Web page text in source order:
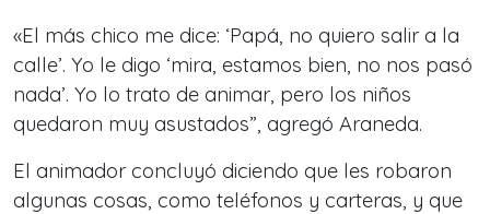
«El más chico me dice: ‘Papá, no quiero salir a la
calle’. Yo le digo ‘mira, estamos bien, no nos pasó
nada’. Yo lo trato de animar, pero los niños
quedaron muy asustados”, agregó Araneda.
El animador concluyó diciendo que les robaron
algunas cosas, como teléfonos y carteras, y que